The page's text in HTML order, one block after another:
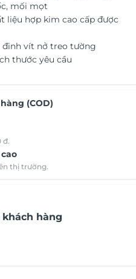
mối mọt
liệu hợp kim cao cấp được
đinh vít nở treo tường
thước yêu cầu
(COD)
đ.
thị trường.
hàng